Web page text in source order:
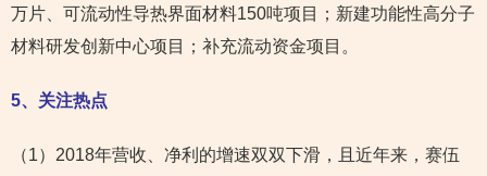
万片、可流动性导热界面材料150吨项目；新建功能性高分子
材料研发创新中心项目；补充流动资金项目。
5、关注热点
（1）2018年营收、净利的增速双双下滑，且近年来，赛伍